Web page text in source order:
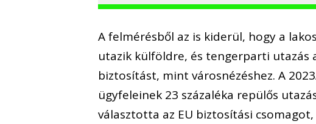
A felmérésből az is kiderül, hogy a
utazik külföldre, és tengerparti utazás
biztosítást, mint városnézéshez. A
ügyfeleinek 23 százaléka repülős
választotta az EU biztosítási